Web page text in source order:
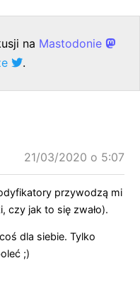
na Mastodonie
.
21/03/2020 o 5:07
przywodzą mi
czy jak to się zwało).
dla siebie. Tylko
;)